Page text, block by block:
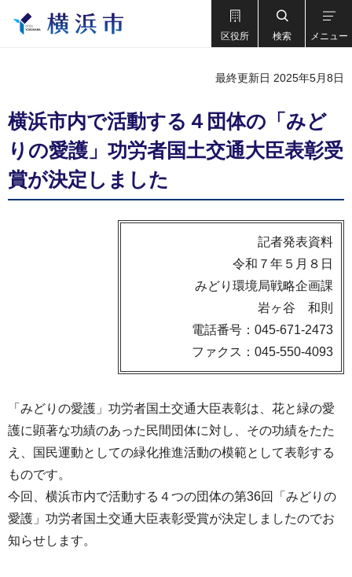
区役所 検索 メニュー
最終更新日 2025年5月8日
横浜市内で活動する４団体の「みど
りの愛護」功労者国土交通大臣表彰受
賞が決定しました
記者発表資料
令和７年５月８日
みどり環境局戦略企画課
岩ヶ谷 和則
電話番号：045-671-2473
ファクス：045-550-4093
「みどりの愛護」功労者国土交通大臣表彰は、花と緑の愛
護に顕著な功績のあった民間団体に対し、その功績をたた
え、国民運動としての緑化推進活動の模範として表彰する
ものです。
今回、横浜市内で活動する４つの団体の第36回「みどりの
愛護」功労者国土交通大臣表彰受賞が決定しましたのでお
知らせします。